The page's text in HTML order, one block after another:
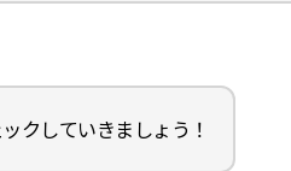
クしていきましょう！